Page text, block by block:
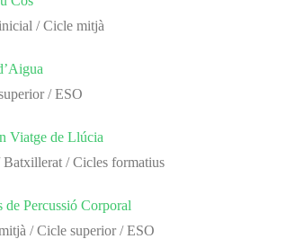
/ Cicle mitjà
/ ESO
Viatge de Llúcia
Batxillerat / Cicles formatius
de Percussió Corporal
/ Cicle superior / ESO